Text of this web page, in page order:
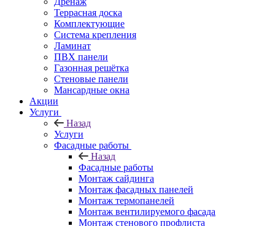
Террасная доска
Комплектующие
Система крепления
Ламинат
ПВХ панели
Газонная решётка
Стеновые панели
Мансардные окна
Акции
Услуги
Назад
Услуги
Фасадные работы
Назад
Фасадные работы
Монтаж сайдинга
Монтаж фасадных панелей
Монтаж термопанелей
Монтаж вентилируемого фасада
Монтаж стенового профлиста